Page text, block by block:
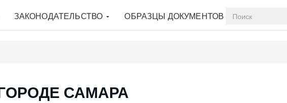
ЗАКОНОДАТЕЛЬСТВО ОБРАЗЦЫ ДОКУМЕНТОВ
САМАРА